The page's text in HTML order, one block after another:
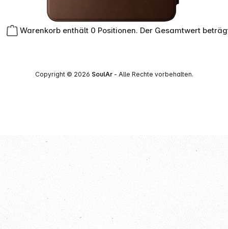
Warenkorb enthält 0 Positionen. Der Gesamtwert
Copyright © 2026 SoulAr- Alle Rechte vorbehalten.